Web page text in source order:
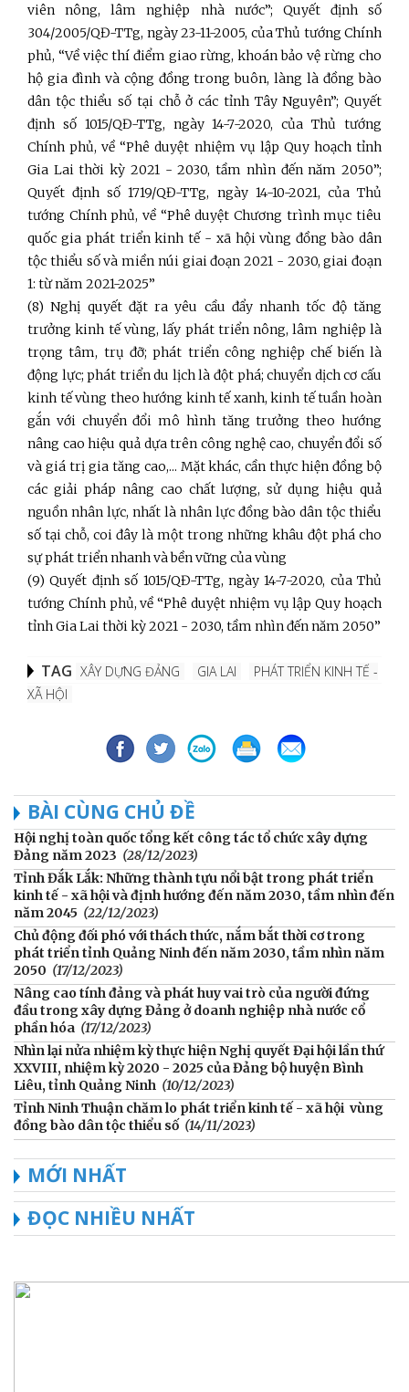
viên nông, lâm nghiệp nhà nước”; Quyết định số
304/2005/QĐ-TTg, ngày 23-11-2005, của Thủ tướng Chính
phủ, “Về việc thí điểm giao rừng, khoán bảo vệ rừng cho
hộ gia đình và cộng đồng trong buôn, làng là đồng bào
dân tộc thiểu số tại chỗ ở các tỉnh Tây Nguyên”; Quyết
định số 1015/QĐ-TTg, ngày 14-7-2020, của Thủ tướng
Chính phủ, về “Phê duyệt nhiệm vụ lập Quy hoạch tỉnh
Gia Lai thời kỳ 2021 - 2030, tầm nhìn đến năm 2050”;
Quyết định số 1719/QĐ-TTg, ngày 14-10-2021, của Thủ
tướng Chính phủ, về “Phê duyệt Chương trình mục tiêu
quốc gia phát triển kinh tế - xã hội vùng đồng bào dân
tộc thiểu số và miền núi giai đoạn 2021 - 2030, giai đoạn
1: từ năm 2021-2025”
(8) Nghị quyết đặt ra yêu cầu đẩy nhanh tốc độ tăng
trưởng kinh tế vùng, lấy phát triển nông, lâm nghiệp là
trọng tâm, trụ đỡ; phát triển công nghiệp chế biến là
động lực; phát triển du lịch là đột phá; chuyển dịch cơ cấu
kinh tế vùng theo hướng kinh tế xanh, kinh tế tuần hoàn
gắn với chuyển đổi mô hình tăng trưởng theo hướng
nâng cao hiệu quả dựa trên công nghệ cao, chuyển đổi số
và giá trị gia tăng cao,... Mặt khác, cần thực hiện đồng bộ
các giải pháp nâng cao chất lượng, sử dụng hiệu quả
nguồn nhân lực, nhất là nhân lực đồng bào dân tộc thiểu
số tại chỗ, coi đây là một trong những khâu đột phá cho
sự phát triển nhanh và bền vững của vùng
(9) Quyết định số 1015/QĐ-TTg, ngày 14-7-2020, của Thủ
tướng Chính phủ, về “Phê duyệt nhiệm vụ lập Quy hoạch
tỉnh Gia Lai thời kỳ 2021 - 2030, tầm nhìn đến năm 2050”
TAG XÂY DỰNG ĐẢNG GIA LAI
PHÁT TRIỂN KINH TẾ -
XÃ HỘI
BÀI CÙNG CHỦ ĐỀ
Hội nghị toàn quốc tổng kết công tác tổ chức xây dựng
Đảng năm 2023 (28/12/2023)
Tỉnh Đắk Lắk: Những thành tựu nổi bật trong phát triển
kinh tế - xã hội và định hướng đến năm 2030, tầm nhìn đến
năm 2045 (22/12/2023)
Chủ động đối phó với thách thức, nắm bắt thời cơ trong
phát triển tỉnh Quảng Ninh đến năm 2030, tầm nhìn năm
2050 (17/12/2023)
Nâng cao tính đảng và phát huy vai trò của người đứng
đầu trong xây dựng Đảng ở doanh nghiệp nhà nước cổ
phần hóa (17/12/2023)
Nhìn lại nửa nhiệm kỳ thực hiện Nghị quyết Đại hội lần thứ
XXVIII, nhiệm kỳ 2020 - 2025 của Đảng bộ huyện Bình
Liêu, tỉnh Quảng Ninh (10/12/2023)
Tỉnh Ninh Thuận chăm lo phát triển kinh tế - xã hội vùng
đồng bào dân tộc thiểu số (14/11/2023)
MỚI NHẤT
ĐỌC NHIỀU NHẤT